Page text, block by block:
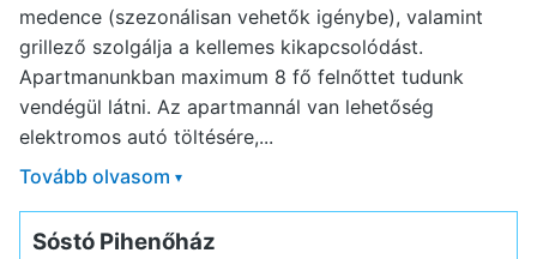
medence (szezonálisan vehetők igénybe), valamint
grillező szolgálja a kellemes kikapcsolódást.
Apartmanunkban maximum 8 fő felnőttet tudunk
vendégül látni. Az apartmannál van lehetőség
elektromos autó töltésére,...
Tovább olvasom ▾
Sóstó Pihenőház